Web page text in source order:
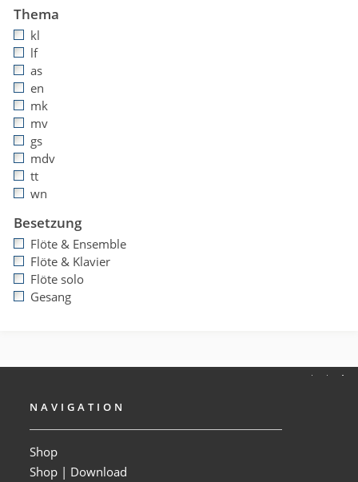
Thema
kl
lf
as
en
mk
mv
gs
mdv
tt
wn
Besetzung
Flöte & Ensemble
Flöte & Klavier
Flöte solo
Gesang
NAVIGATION
Shop
Shop | Download